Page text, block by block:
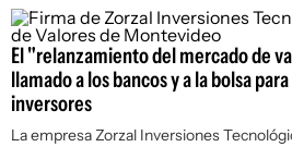
El "relanzamiento del mercado de
llamado a los bancos y a la bolsa
inversores
La empresa Zorzal Inversiones